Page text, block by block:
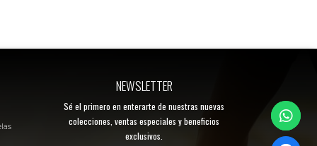
NEWSLETTER
Sé el primero en enterarte de nuestras nuevas
colecciones, ventas especiales y beneficios
exclusivos.